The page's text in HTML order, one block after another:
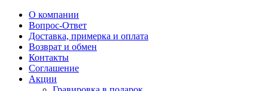
О компании
Вопрос-Ответ
Доставка, примерка и оплата
Возврат и обмен
Контакты
Соглашение
Акции